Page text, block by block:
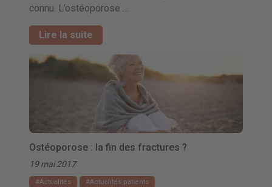
connu. L’ostéoporose …
Lire la suite
Ostéoporose : la fin des fractures ?
19 mai 2017
Actualités Actualités patients